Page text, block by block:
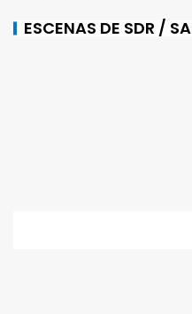
ESCENAS DE SDR /